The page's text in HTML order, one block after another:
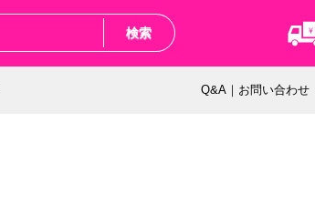
検索
Q&A｜お問い合わせ